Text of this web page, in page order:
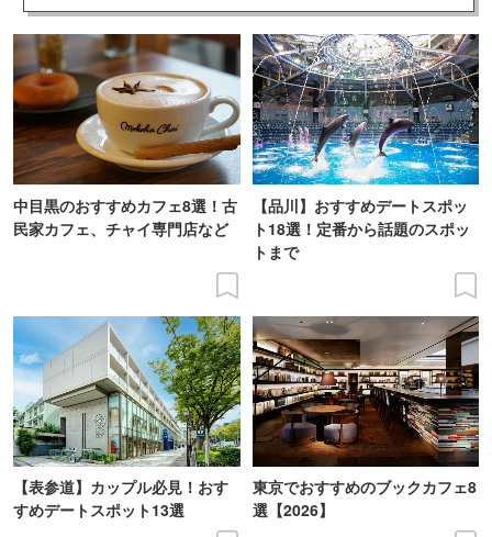
中目黒のおすすめカフェ8選！古
民家カフェ、チャイ専門店など
【品川】おすすめデートスポッ
ト18選！定番から話題のスポッ
トまで
【表参道】カップル必見！おす
すめデートスポット13選
東京でおすすめのブックカフェ8
選【2026】